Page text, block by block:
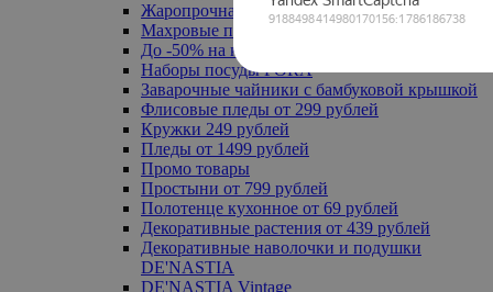
Жаропрочная посуда
Махровые полотенца
До -50% на ковры
Наборы посуды FORA
Заварочные чайники с бамбуковой крышкой
Флисовые пледы от 299 рублей
Кружки 249 рублей
Пледы от 1499 рублей
Промо товары
Простыни от 799 рублей
Полотенце кухонное от 69 рублей
Декоративные растения от 439 рублей
Декоративные наволочки и подушки
DE'NASTIA
DE'NASTIA Vintage